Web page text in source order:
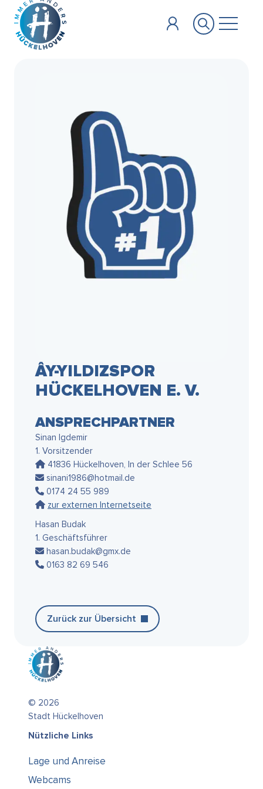
Zum Hauptinhalt springen
ÂY-YILDIZSPOR
HÜCKELHOVEN E. V.
ANSPRECHPARTNER
Sinan Igdemir
1. Vorsitzender
41836 Hückelhoven, In der Schlee 56
sinani1986@hotmail.de
0174 24 55 989
zur externen Internetseite
Hasan Budak
1. Geschäftsführer
hasan.budak@gmx.de
0163 82 69 546
Zurück zur Übersicht
© 2026
Stadt Hückelhoven
Nützliche Links
Lage und Anreise
Webcams